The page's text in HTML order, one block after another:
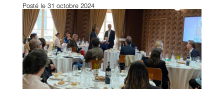
Posté le 31 octobre 2024